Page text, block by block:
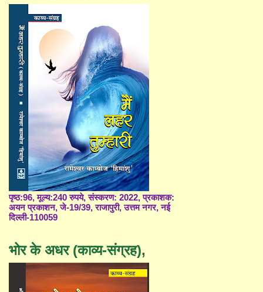
पृष्ठ:96, मूल्य:240 रुपये, संस्करण: 2022, प्रकाशक:
अयन प्रकाशन, जे-19/39, राजापुरी, उत्तम नगर, नई
दिल्ली-110059
भोर के अधर (काव्य-संग्रह),